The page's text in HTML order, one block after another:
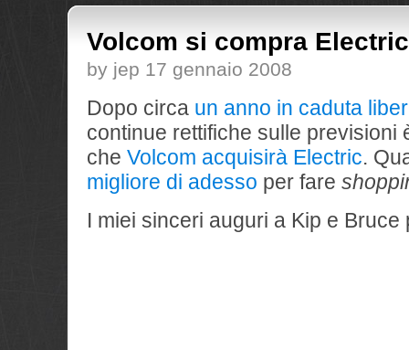
Volcom si compra Electric
by jep 17 gennaio 2008
Dopo circa un anno in caduta
continue rettifiche sulle previsioni
che Volcom acquisirà Electric.
migliore di adesso per fare
I miei sinceri auguri a Kip e